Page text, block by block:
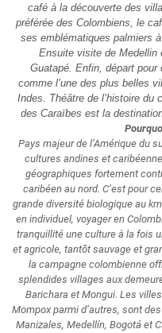
café à la découverte des
préférée des Colombiens, le
ses emblématiques palmiers
Ensuite visite de Medellin
Guatapé. Enfin, départ
comme l’une des plus belles
Indes. Théâtre de l’histoire du
des Caraïbes est la
Pays majeur de l’Amérique du
cultures andines et
géographiques fortement
caribéen au nord. C’est pour
grande diversité biologique au
en individuel, voyager en
tranquillité une culture à la fois
et agricole, tantôt sauvage et
la campagne colombienne
splendides villages aux
Barichara et Mongui. Les
Mompox parmi d’autres, sont
Manizales, Medellín, Bogotá et